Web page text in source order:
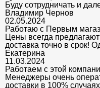
Буду сотрудничать и
Владимир Чернов
02.05.2024
Работаю с Первым
Цены всегда
доставка точно в срок!
Екатерина
11.03.2024
Работаем с этой
Менеджеры очень
доставки в 100%